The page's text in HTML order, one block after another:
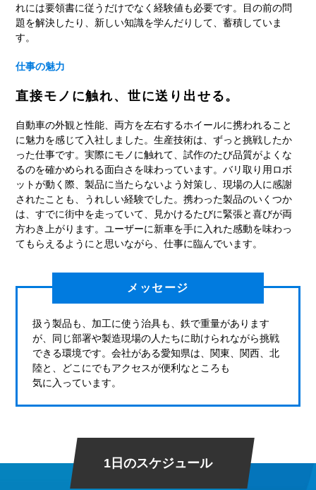
れには要領書に従うだけでなく経験値も必要です。目の前の問
題を解決したり、新しい知識を学んだりして、蓄積していま
す。
仕事の魅力
直接モノに触れ、世に送り出せる。
自動車の外観と性能、両方を左右するホイールに携われること
に魅力を感じて入社しました。生産技術は、ずっと挑戦したか
った仕事です。実際にモノに触れて、試作のたび品質がよくな
るのを確かめられる面白さを味わっています。バリ取り用ロボ
ットが動く際、製品に当たらないよう対策し、現場の人に感謝
されたことも、うれしい経験でした。携わった製品のいくつか
は、すでに街中を走っていて、見かけるたびに緊張と喜びが両
方わき上がります。ユーザーに新車を手に入れた感動を味わっ
てもらえるようにと思いながら、仕事に臨んでいます。
メッセージ
扱う製品も、加工に使う治具も、鉄で重量があります
が、同じ部署や製造現場の人たちに助けられながら挑戦
できる環境です。会社がある愛知県は、関東、関西、北
陸と、どこにでもアクセスが便利なところも
気に入っています。
1日のスケジュール